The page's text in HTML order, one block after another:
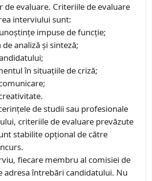
de evaluare. Criteriile de evaluare
interviului sunt:
impuse de funcţie;
de analiză şi sinteză;
în situaţiile de criză;
comunicare;
de studii sau profesionale
criteriile de evaluare prevăzute
stabilite opţional de către
fiecare membru al comisiei de
adresa întrebări candidatului. Nu